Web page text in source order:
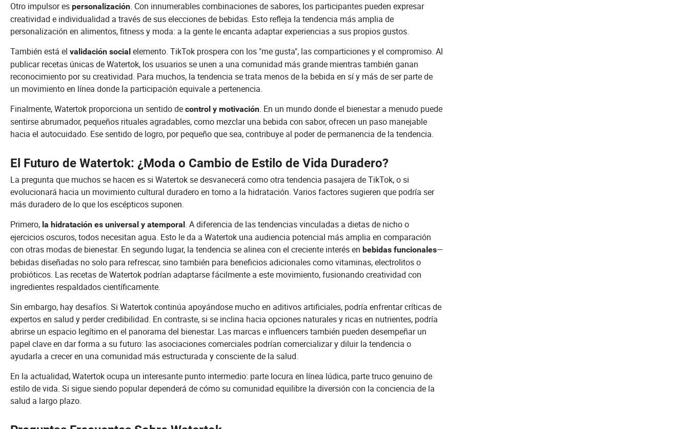
Otro impulsor es personalización. Con innumerables combinaciones de sabores, los participantes pueden expresar
creatividad e individualidad a través de sus elecciones de bebidas. Esto refleja la tendencia más amplia de
personalización en alimentos, fitness y moda: a la gente le encanta adaptar experiencias a sus propios gustos.
También está el validación social elemento. TikTok prospera con los "me gusta", las comparticiones y el compromiso. Al
publicar recetas únicas de Watertok, los usuarios se unen a una comunidad más grande mientras también ganan
reconocimiento por su creatividad. Para muchos, la tendencia se trata menos de la bebida en sí y más de ser parte de
un movimiento en línea donde la participación equivale a pertenencia.
Finalmente, Watertok proporciona un sentido de control y motivación. En un mundo donde el bienestar a menudo puede
sentirse abrumador, pequeños rituales agradables, como mezclar una bebida con sabor, ofrecen un paso manejable
hacia el autocuidado. Ese sentido de logro, por pequeño que sea, contribuye al poder de permanencia de la tendencia.
El Futuro de Watertok: ¿Moda o Cambio de Estilo de Vida Duradero?
La pregunta que muchos se hacen es si Watertok se desvanecerá como otra tendencia pasajera de TikTok, o si
evolucionará hacia un movimiento cultural duradero en torno a la hidratación. Varios factores sugieren que podría ser
más duradero de lo que los escépticos suponen.
Primero, la hidratación es universal y atemporal . A diferencia de las tendencias vinculadas a dietas de nicho o
ejercicios oscuros, todos necesitan agua. Esto le da a Watertok una audiencia potencial más amplia en comparación
con otras modas de bienestar. En segundo lugar, la tendencia se alinea con el creciente interés en bebidas funcionales—
bebidas diseñadas no solo para refrescar, sino también para beneficios adicionales como vitaminas, electrolitos o
probióticos. Las recetas de Watertok podrían adaptarse fácilmente a este movimiento, fusionando creatividad con
ingredientes respaldados científicamente.
Sin embargo, hay desafíos. Si Watertok continúa apoyándose mucho en aditivos artificiales, podría enfrentar críticas de
expertos en salud y perder credibilidad. En contraste, si se inclina hacia opciones naturales y ricas en nutrientes, podría
abrirse un espacio legítimo en el panorama del bienestar. Las marcas e influencers también pueden desempeñar un
papel clave en dar forma a su futuro: las asociaciones comerciales podrían comercializar y diluir la tendencia o
ayudarla a crecer en una comunidad más estructurada y consciente de la salud.
En la actualidad, Watertok ocupa un interesante punto intermedio: parte locura en línea lúdica, parte truco genuino de
estilo de vida. Si sigue siendo popular dependerá de cómo su comunidad equilibre la diversión con la conciencia de la
salud a largo plazo.